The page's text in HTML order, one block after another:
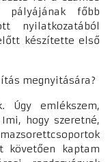
főbb
nyilatkozatából
készítette első
megnyitására?
Úgy emlékszem,
hogy szeretné,
követően kaptam